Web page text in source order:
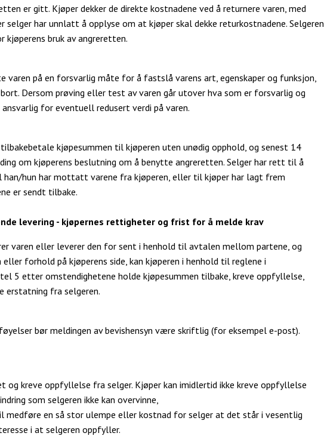
er gitt. Kjøper dekker de direkte kostnadene ved å returnere varen, med
har unnlatt å opplyse om at kjøper skal dekke returkostnadene. Selgeren
bruk av angreretten.
varen på en forsvarlig måte for å fastslå varens art, egenskaper og funksjon,
Dersom prøving eller test av varen går utover hva som er forsvarlig og
ansvarlig for eventuell redusert verdi på varen.
kjøpesummen til kjøperen uten unødig opphold, og senest 14
om kjøperens beslutning om å benytte angreretten. Selger har rett til å
hun har mottatt varene fra kjøperen, eller til kjøper har lagt frem
er sendt tilbake.
levering - kjøpernes rettigheter og frist for å melde krav
varen eller leverer den for sent i henhold til avtalen mellom partene, og
forhold på kjøperens side, kan kjøperen i henhold til reglene i
5 etter omstendighetene holde kjøpesummen tilbake, kreve oppfyllelse,
erstatning fra selgeren.
bør meldingen av bevishensyn være skriftlig (for eksempel e-post).
og kreve oppfyllelse fra selger. Kjøper kan imidlertid ikke kreve oppfyllelse
som selgeren ikke kan overvinne,
medføre en så stor ulempe eller kostnad for selger at det står i vesentlig
i at selgeren oppfyller.